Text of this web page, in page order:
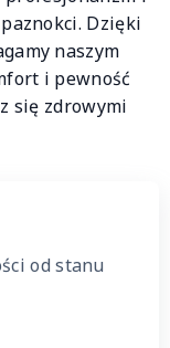
Dzięki
naszym
i pewność
się zdrowymi
od stanu